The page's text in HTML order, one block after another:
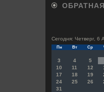
Сегодня: Четверг, 6
Пн Вт Ср
3
4 5
10
11 12
17
18 19
24
25 26
31